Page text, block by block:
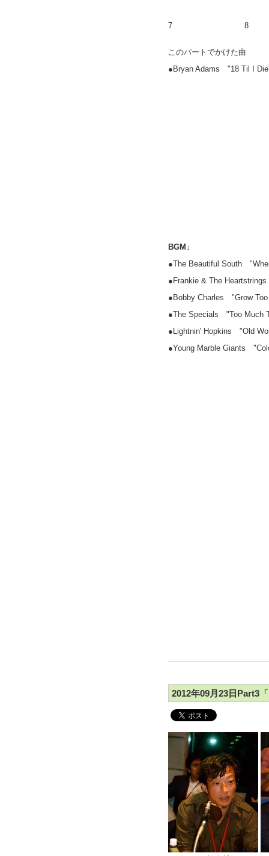
7 8
このパートでかけた曲
●Bryan Adams "18 Til I
BGM↓
●The Beautiful South
●Frankie & The
●Bobby Charles "Grow Too
●The Specials "Too Much
●Lightnin' Hopkins "Old
●Young Marble Giants
2012年09月23日Part3